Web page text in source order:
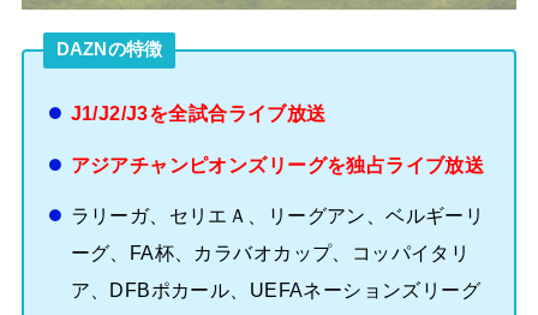
DAZNの特徴
J1/J2/J3を全試合ライブ放送
アジアチャンピオンズリーグを独占ライブ放送
ラリーガ、セリエＡ、リーグアン、ベルギーリ
ーグ、FA杯、カラバオカップ、コッパイタリ
ア、DFBポカール、UEFAネーションズリーグ